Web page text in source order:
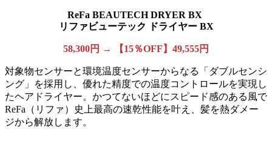
ReFa BEAUTECH DRYER BX
リファビューテック ドライヤー BX
58,300円 → 【15％OFF 】49,555円
対象物センサーと環境温度センサーからなる「ダブルセンシ
ング」を採用し、優れた精度での温度コントロールを実現し
たヘアドライヤー。かつてないほどにスピード感のある風で
ReFa（リファ）史上最高の速乾性能を叶え、髪を熱ダメー
ジから解放します。